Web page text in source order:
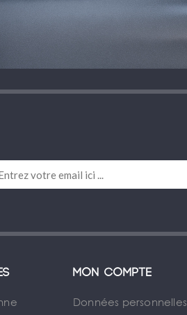
Mon compte
Données personnelles